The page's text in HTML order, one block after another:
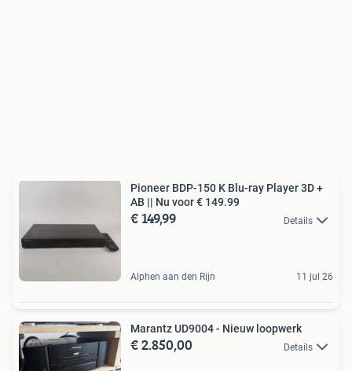
Pioneer BDP-150 K Blu-ray Player 3D +
AB || Nu voor € 149.99
€ 149,99 Details
Alphen aan den Rijn 11 jul 26
Marantz UD9004 - Nieuw loopwerk
€ 2.850,00 Details